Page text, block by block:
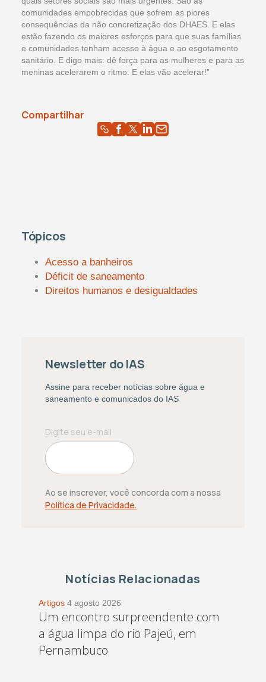
comunidades empobrecidas que sofrem as piores
consequências da não concretização dos DHAES. E elas
estão fazendo os maiores esforços para que suas famílias
e comunidades tenham acesso à água e ao esgotamento
sanitário. E digo mais: dê força para as mulheres e para as
meninas acelerarem o ritmo. E elas vão acelerar!”
Compartilhar
Tópicos
Acesso a banheiros
Déficit de saneamento
Direitos humanos e desigualdades
Newsletter do IAS
Assine para receber notícias sobre água e
saneamento e comunicados do IAS
Ao se inscrever, você concorda com a nossa
Política de Privacidade.
Notícias Relacionadas
Artigos 4 agosto 2026
Um encontro surpreendente com
a água limpa do rio Pajeú, em
Pernambuco